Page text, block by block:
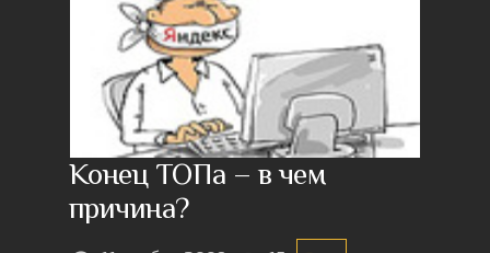
Конец ТОПа – в чем
причина?